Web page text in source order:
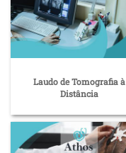
Laudo de Tomografia à
Distância